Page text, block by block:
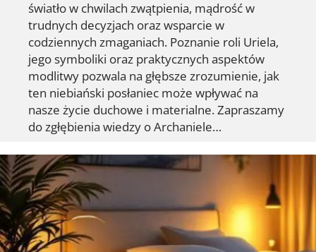
światło w chwilach zwątpienia, mądrość w
trudnych decyzjach oraz wsparcie w
codziennych zmaganiach. Poznanie roli Uriela,
jego symboliki oraz praktycznych aspektów
modlitwy pozwala na głębsze zrozumienie, jak
ten niebiański posłaniec może wpływać na
nasze życie duchowe i materialne. Zapraszamy
do zgłębienia wiedzy o Archaniele…